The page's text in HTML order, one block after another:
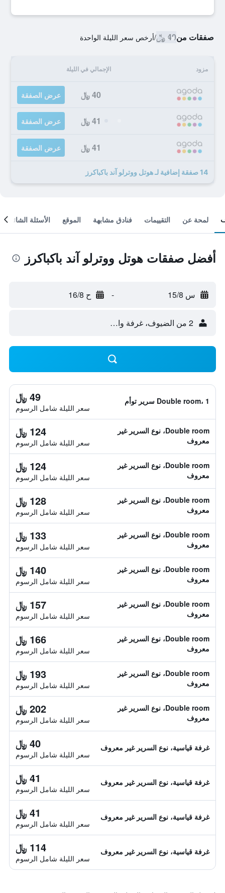
صفقات من40 ﷼ /أرخص سعر الليلة الواحدة
مزود الإجمالي في الليلة
40 ﷼ عرض الصفقة
41 ﷼ عرض الصفقة
41 ﷼ عرض الصفقة
14 صفقة إضافية لـ هوتل ووترلو آند باكباكرز
لمحة عن التقييمات فنادق مشابهة الموقع الأسئلة الشائعة
أفضل صفقات هوتل ووترلو آند باكباكرز
س 15/8 - ح 16/8
2 من الضيوف، غرفة واحدة
Double room، 1 سرير توأم 49 ﷼
سعر الليلة شامل الرسوم
Double room، نوع السرير غير
معروف
124 ﷼
سعر الليلة شامل الرسوم
Double room، نوع السرير غير
معروف
124 ﷼
سعر الليلة شامل الرسوم
Double room، نوع السرير غير
معروف
128 ﷼
سعر الليلة شامل الرسوم
Double room، نوع السرير غير
معروف
133 ﷼
سعر الليلة شامل الرسوم
Double room، نوع السرير غير
معروف
140 ﷼
سعر الليلة شامل الرسوم
Double room، نوع السرير غير
معروف
157 ﷼
سعر الليلة شامل الرسوم
Double room، نوع السرير غير
معروف
166 ﷼
سعر الليلة شامل الرسوم
Double room، نوع السرير غير
معروف
193 ﷼
سعر الليلة شامل الرسوم
Double room، نوع السرير غير
معروف
202 ﷼
سعر الليلة شامل الرسوم
غرفة قياسية، نوع السرير غير معروف 40 ﷼
سعر الليلة شامل الرسوم
غرفة قياسية، نوع السرير غير معروف 41 ﷼
سعر الليلة شامل الرسوم
غرفة قياسية، نوع السرير غير معروف 41 ﷼
سعر الليلة شامل الرسوم
غرفة قياسية، نوع السرير غير معروف 114 ﷼
سعر الليلة شامل الرسوم